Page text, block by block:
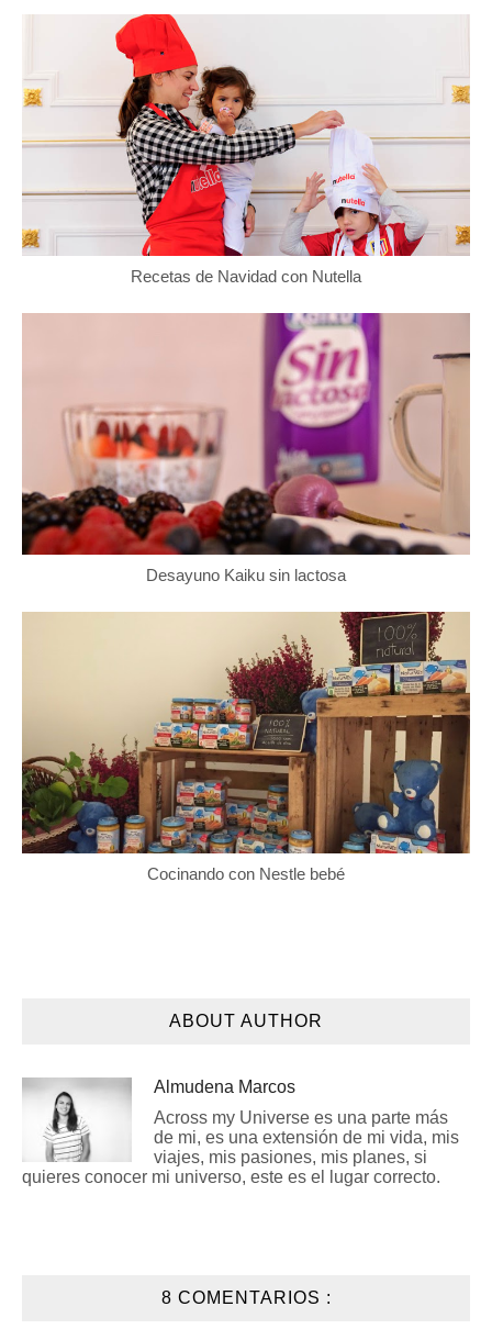
Recetas de Navidad con Nutella
Desayuno Kaiku sin lactosa
Cocinando con Nestle bebé
ABOUT AUTHOR
Almudena Marcos
Across my Universe es una parte más
de mi, es una extensión de mi vida, mis
viajes, mis pasiones, mis planes, si
quieres conocer mi universo, este es el lugar correcto.
8 COMENTARIOS :